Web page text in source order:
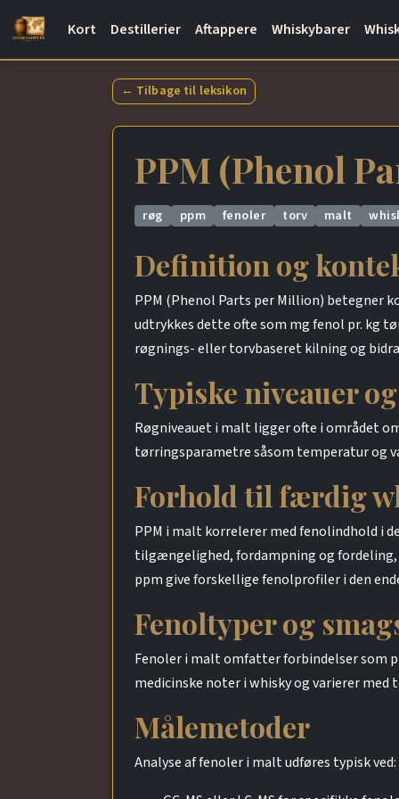
Kort Destillerier Aftappere Whiskybarer
← Tilbage til leksikon
PPM (Phenol
røg ppm fenoler torv malt
Definition og
PPM (Phenol Parts per Million) betegner
udtrykkes dette ofte som mg fenol pr. kg
røgnings- eller torvbaseret kilning og
Typiske niveauer
Røgniveauet i malt ligger ofte i området
tørringsparametre såsom temperatur og
Forhold til færdig
PPM i malt korrelerer med fenolindhold i
tilgængelighed, fordampning og
ppm give forskellige fenolprofiler i den
Fenoltyper og
Fenoler i malt omfatter forbindelser som
medicinske noter i whisky og varierer
Målemetoder
Analyse af fenoler i malt udføres typisk ved: